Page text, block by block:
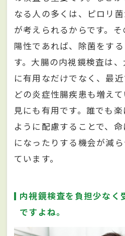
なる人の多くは、ピロリ
が考えられるからです。
陽性であれば、除菌をす
す。大腸の内視鏡検査は
に有用なだけでなく、最
どの炎症性腸疾患も増え
見にも有用です。誰でも
ように配慮することで、
になったりする機会が減
ています。
内視鏡検査を負担少なく
ですよね。